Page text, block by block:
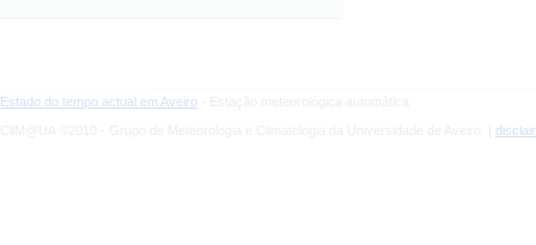
Estado do tempo actual em Aveiro - Estação meteorológica automática
CliM@UA ©2010 - Grupo de Meteorologia e Climatologia da Universidade de Aveiro |